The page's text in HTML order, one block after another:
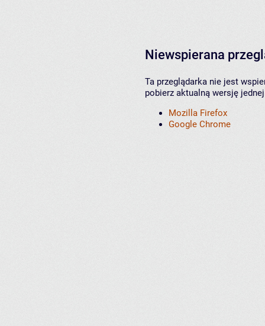
Niewspierana
Ta przeglądarka nie jest
pobierz aktualną wersję
Mozilla Firefox
Google Chrome